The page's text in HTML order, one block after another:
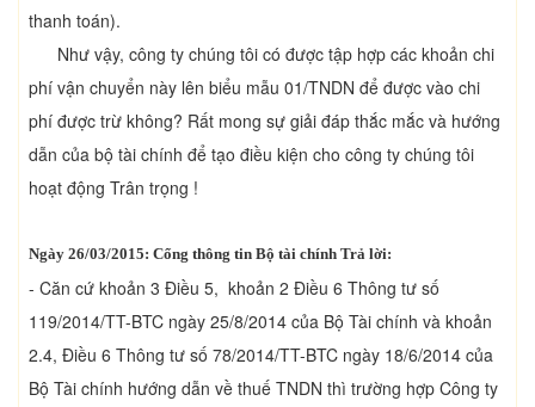
thanh toán).
Như vậy, công ty chúng tôi có được tập hợp các khoản chi
phí vận chuyển này lên biểu mẫu 01/TNDN để được vào chi
phí được trừ không? Rất mong sự giải đáp thắc mắc và hướng
dẫn của bộ tài chính để tạo điều kiện cho công ty chúng tôi
hoạt động Trân trọng !
Ngày 26/03/2015: Cổng thông tin Bộ tài chính Trả lời:
- Căn cứ khoản 3 Điều 5, khoản 2 Điều 6 Thông tư số
119/2014/TT-BTC ngày 25/8/2014 của Bộ Tài chính và khoản
2.4, Điều 6 Thông tư số 78/2014/TT-BTC ngày 18/6/2014 của
Bộ Tài chính hướng dẫn về thuế TNDN thì trường hợp Công ty